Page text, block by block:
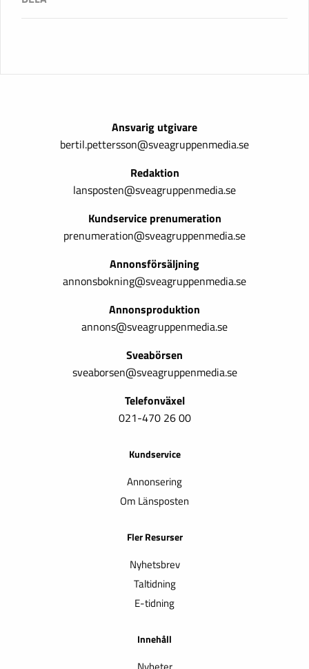
Ansvarig utgivare
bertil.pettersson@sveagruppenmedia.se
Redaktion
lansposten@sveagruppenmedia.se
Kundservice prenumeration
prenumeration@sveagruppenmedia.se
Annonsförsäljning
annonsbokning@sveagruppenmedia.se
Annonsproduktion
annons@sveagruppenmedia.se
Sveabörsen
sveaborsen@sveagruppenmedia.se
Telefonväxel
021-470 26 00
Kundservice
Annonsering
Om Länsposten
Fler Resurser
Nyhetsbrev
Taltidning
E-tidning
Innehåll